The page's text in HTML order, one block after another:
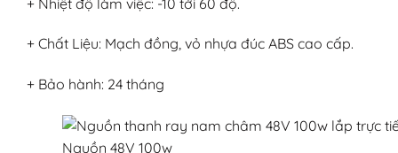
+ Chất Liệu: Mạch đồng, vỏ nhựa đúc ABS cao cấp.
+ Bảo hành: 24 tháng
Nguồn 48V 100w